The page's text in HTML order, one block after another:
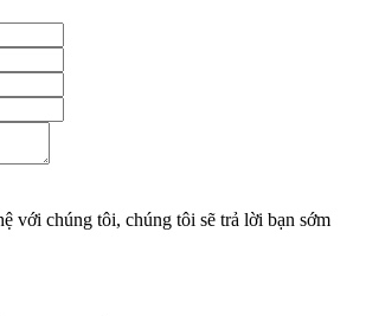
với chúng tôi, chúng tôi sẽ trả lời bạn sớm